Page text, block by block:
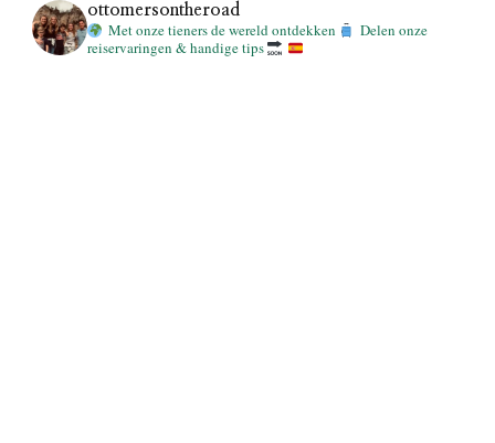
ottomersontheroad
Met onze tieners de wereld ontdekken
Delen onze
reiservaringen & handige tips